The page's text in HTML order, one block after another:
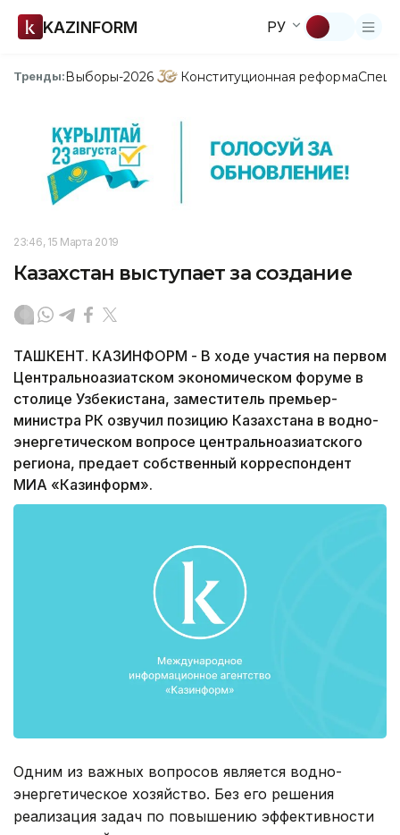
KAZINFORM РУ
Тренды:Выборы-2026 Конституционная реформа
23:46, 15 Марта 2019
Казахстан выступает за создание
ТАШКЕНТ. КАЗИНФОРМ - В ходе участия на первом
Центральноазиатском экономическом форуме в
столице Узбекистана, заместитель премьер-
министра РК озвучил позицию Казахстана в водно-
энергетическом вопросе центральноазиатского
региона, предает собственный корреспондент
МИА «Казинформ».
Одним из важных вопросов является водно-
энергетическое хозяйство. Без его решения
реализация задач по повышению эффективности